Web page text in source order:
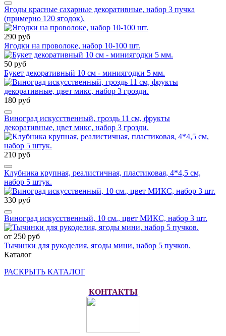
Ягоды красные сахарные декоративные, набор 3 пучка
(примерно 120 ягодок).
290 руб
Ягодки на проволоке, набор 10-100 шт.
50 руб
Букет декоративный 10 см - миниягодки 5 мм.
180 руб
Виноград искусственный, гроздь 11 см, фрукты
декоративные, цвет микс, набор 3 грозди.
210 руб
Клубника крупная, реалистичная, пластиковая, 4*4,5 см,
набор 5 штук.
330 руб
Виноград искусственный, 10 см., цвет МИКС, набор 3 шт.
от 250 руб
Тычинки для рукоделия, ягоды мини, набор 5 пучков.
Каталог
РАСКРЫТЬ КАТАЛОГ
КОНТАКТЫ